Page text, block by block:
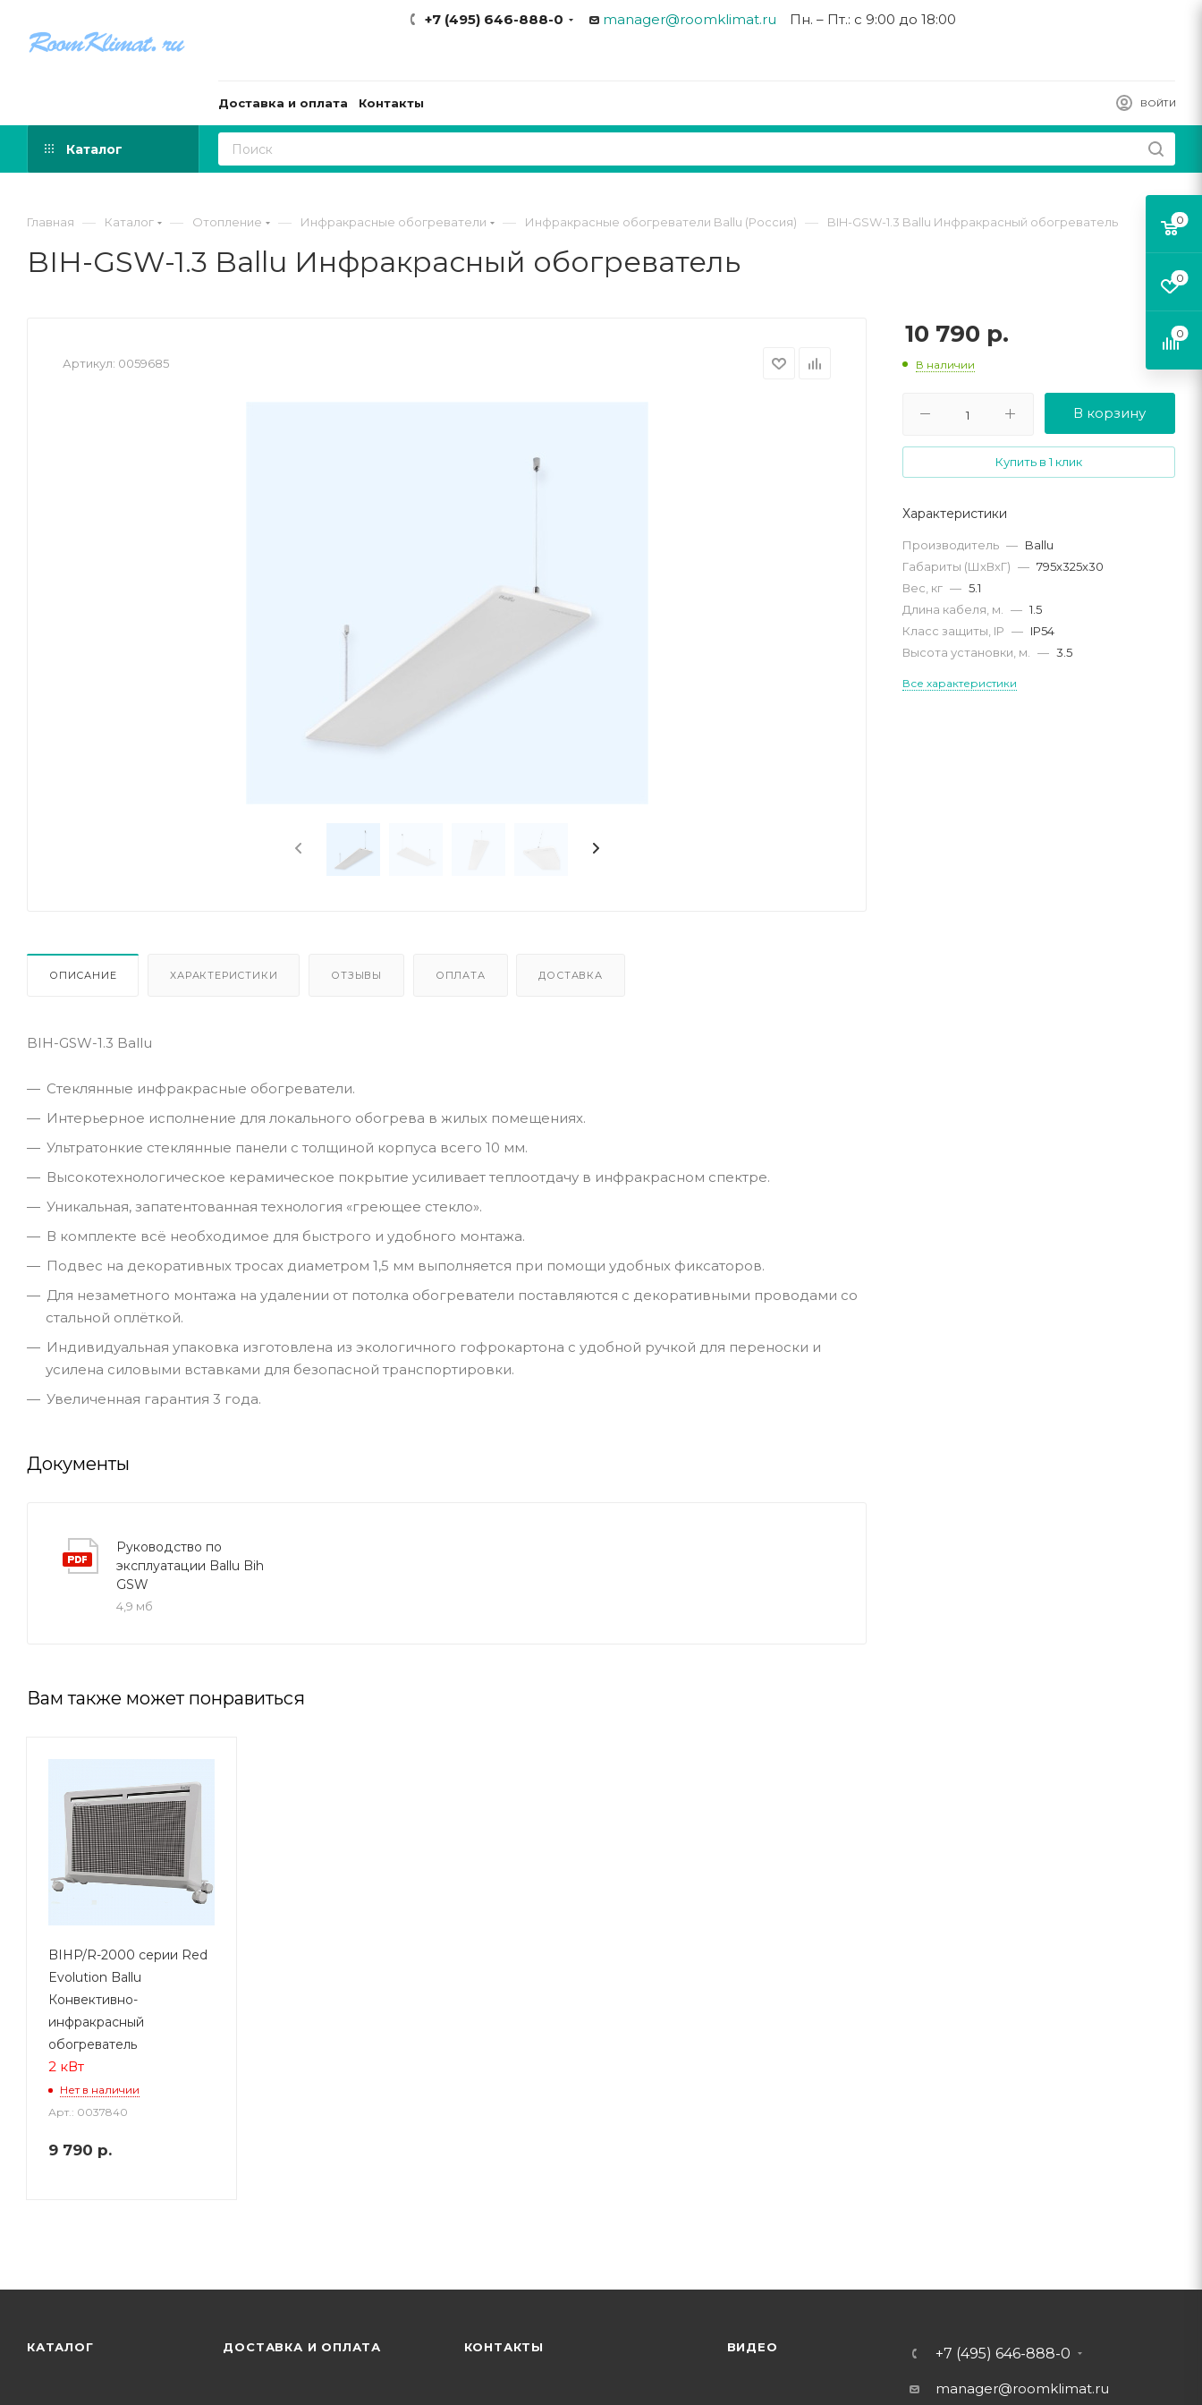
+7 (495) 646-888-0 manager@roomklimat.ru Пн. – Пт.: с 9:00 до 18:00
ВОЙТИ
Доставка и оплата Контакты
Каталог
Главная — Каталог — Отопление — Инфракрасные обогреватели — Инфракрасные обогреватели Ballu (Россия) — BIH-GSW-1.3 Ballu Инфракрасный обогреватель
BIH-GSW-1.3 Ballu Инфракрасный обогреватель
Артикул: 0059685
ОПИСАНИЕ ХАРАКТЕРИСТИКИ ОТЗЫВЫ ОПЛАТА ДОСТАВКА
BIH-GSW-1.3 Ballu
Стеклянные инфракрасные обогреватели.
Интерьерное исполнение для локального обогрева в жилых помещениях.
Ультратонкие стеклянные панели с толщиной корпуса всего 10 мм.
Высокотехнологическое керамическое покрытие усиливает теплоотдачу в инфракрасном спектре.
Уникальная, запатентованная технология «греющее стекло».
В комплекте всё необходимое для быстрого и удобного монтажа.
Подвес на декоративных тросах диаметром 1,5 мм выполняется при помощи удобных фиксаторов.
Для незаметного монтажа на удалении от потолка обогреватели поставляются с декоративными проводами со
стальной оплёткой.
Индивидуальная упаковка изготовлена из экологичного гофрокартона с удобной ручкой для переноски и
усилена силовыми вставками для безопасной транспортировки.
Увеличенная гарантия 3 года.
Документы
Руководство по
эксплуатации Ballu Bih
GSW
4,9 мб
Вам также может понравиться
BIHP/R-2000 серии Red
Evolution Ballu
Конвективно-
инфракрасный
обогреватель
2 кВт
Нет в наличии
Арт.: 0037840
9 790 р.
10 790 р.
В наличии
В корзину
Купить в 1 клик
Характеристики
Производитель — Ballu
Габариты (ШхВхГ) — 795x325x30
Вес, кг — 5.1
Длина кабеля, м.
— 1.5
Класс защиты, IP — IP54
Высота установки, м.
— 3.5
Все характеристики
КАТАЛОГ ДОСТАВКА И ОПЛАТА КОНТАКТЫ ВИДЕО +7 (495) 646-888-0
manager@roomklimat.ru
0
0
0